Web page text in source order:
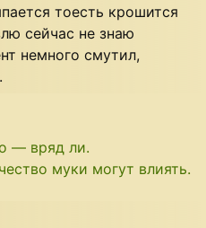
тоесть крошится
сейчас не знаю
немного смутил,
— вряд ли.
муки могут влиять.